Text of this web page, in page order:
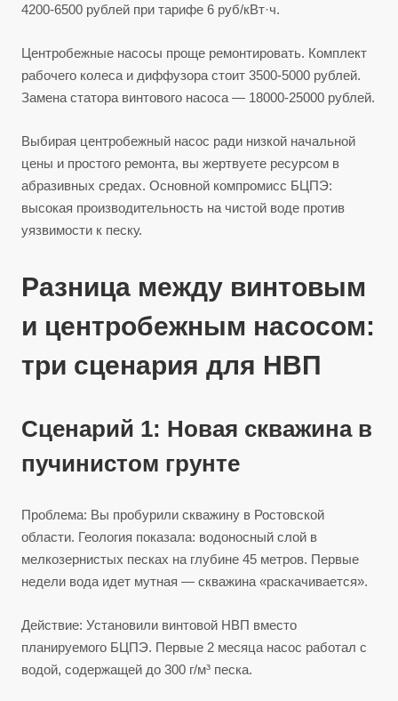
4200-6500 рублей при тарифе 6 руб/кВт·ч.
Центробежные насосы проще ремонтировать. Комплект
рабочего колеса и диффузора стоит 3500-5000 рублей.
Замена статора винтового насоса — 18000-25000 рублей.
Выбирая центробежный насос ради низкой начальной
цены и простого ремонта, вы жертвуете ресурсом в
абразивных средах. Основной компромисс БЦПЭ:
высокая производительность на чистой воде против
уязвимости к песку.
Разница между винтовым
и центробежным насосом:
три сценария для НВП
Сценарий 1: Новая скважина в
пучинистом грунте
Проблема: Вы пробурили скважину в Ростовской
области. Геология показала: водоносный слой в
мелкозернистых песках на глубине 45 метров. Первые
недели вода идет мутная — скважина «раскачивается».
Действие: Установили винтовой НВП вместо
планируемого БЦПЭ. Первые 2 месяца насос работал с
водой, содержащей до 300 г/м³ песка.